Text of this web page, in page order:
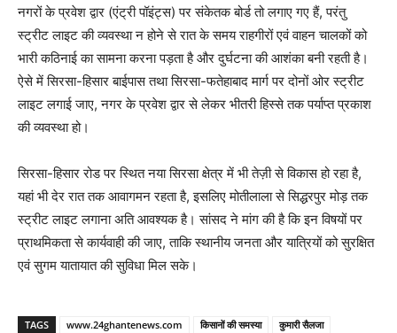
नगरों के प्रवेश द्वार (एंट्री पॉइंट्स) पर संकेतक बोर्ड तो लगाए गए हैं, परंतु
स्ट्रीट लाइट की व्यवस्था न होने से रात के समय राहगीरों एवं वाहन चालकों को
भारी कठिनाई का सामना करना पड़ता है और दुर्घटना की आशंका बनी रहती है।
ऐसे में सिरसा-हिसार बाईपास तथा सिरसा-फतेहाबाद मार्ग पर दोनों ओर स्ट्रीट
लाइट लगाई जाए, नगर के प्रवेश द्वार से लेकर भीतरी हिस्से तक पर्याप्त प्रकाश
की व्यवस्था हो।
सिरसा-हिसार रोड पर स्थित नया सिरसा क्षेत्र में भी तेज़ी से विकास हो रहा है,
यहां भी देर रात तक आवागमन रहता है, इसलिए मोतीलाला से सिद्धरपुर मोड़ तक
स्ट्रीट लाइट लगाना अति आवश्यक है। सांसद ने मांग की है कि इन विषयों पर
प्राथमिकता से कार्यवाही की जाए, ताकि स्थानीय जनता और यात्रियों को सुरक्षित
एवं सुगम यातायात की सुविधा मिल सके।
TAGS www.24ghantenews.com किसानों की समस्या
कुमारी सैलजा